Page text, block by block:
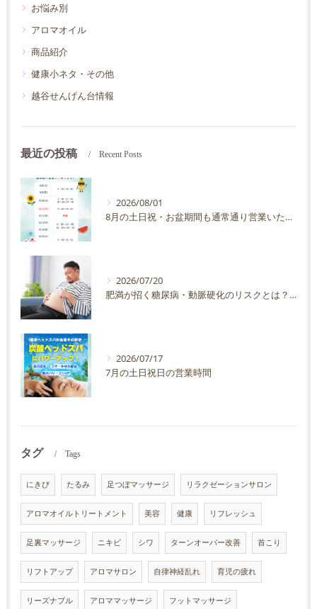
お悩み別
アロマオイル
商品紹介
健康小ネタ・その他
越谷せんげん台情報
最近の投稿 Recent Posts
2026/08/01
8月の土日祝・お盆期間も通常通り営業いたします
2026/07/20
肥満が招く糖尿病・動脈硬化のリスクとは？30代40代男性が今すぐ始めたい予防法を徹底解説
2026/07/17
7月の土日祝日の営業時間
タグ Tags
にきび たるみ 足つぼマッサージ リラクゼーションサロン
アロマオイルトリートメント 美容 健康 リフレッシュ
足裏マッサージ ニキビ シワ ターンオーバー改善 首こり
リフトアップ アロマサロン 自律神経乱れ 育児の疲れ
リーズナブル アロママッサージ フットマッサージ